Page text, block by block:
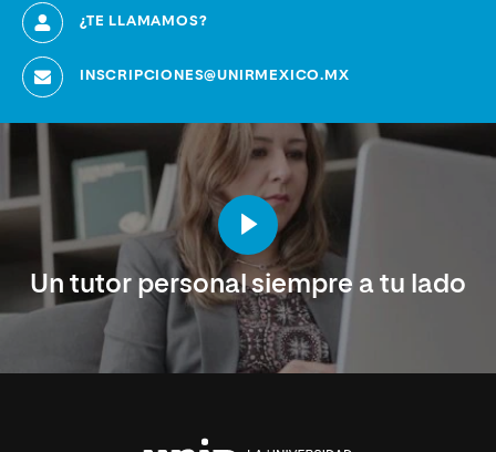
¿TE LLAMAMOS?
INSCRIPCIONES@UNIRMEXICO.MX
Un tutor personal siempre a tu lado